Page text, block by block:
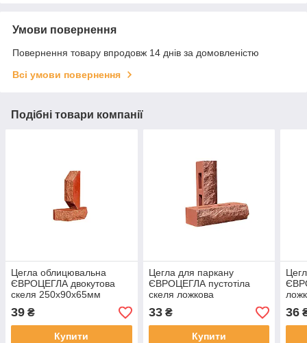
Умови повернення
Повернення товару впродовж 14 днів за домовленістю
Всі умови повернення
Подібні товари компанії
Цегла облицювальна
ЄВРОЦЕГЛА двокутова
скеля 250х90х65мм
морквяна
39 ₴
Купити
Цегла для паркану
ЄВРОЦЕГЛА пустотіла
скеля ложкова
250х90х65мм морквяна
33₴
Купити
36